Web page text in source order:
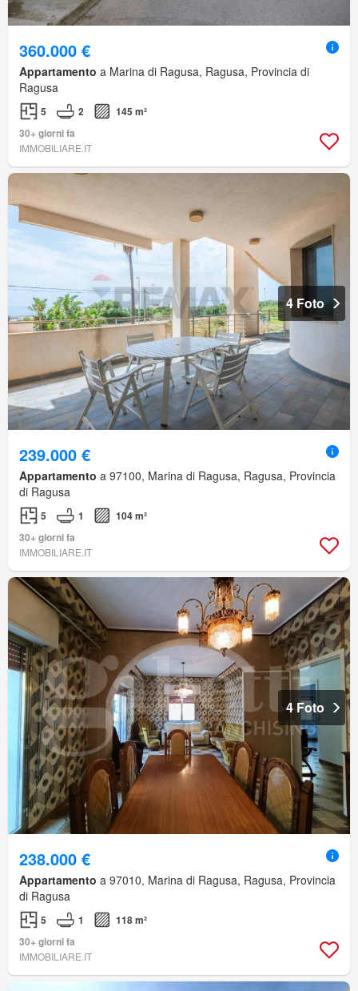
360.000 €
Appartamento a Marina di Ragusa, Ragusa, Provincia di
Ragusa
5 2
145 m²
30+ giorni fa
IMMOBILIARE.IT
4 Foto
239.000 €
Appartamento a 97100, Marina di Ragusa, Ragusa, Provincia
di Ragusa
5 1
104 m²
30+ giorni fa
IMMOBILIARE.IT
4 Foto
238.000 €
Appartamento a 97010, Marina di Ragusa, Ragusa, Provincia
di Ragusa
5 1
118 m²
30+ giorni fa
IMMOBILIARE.IT